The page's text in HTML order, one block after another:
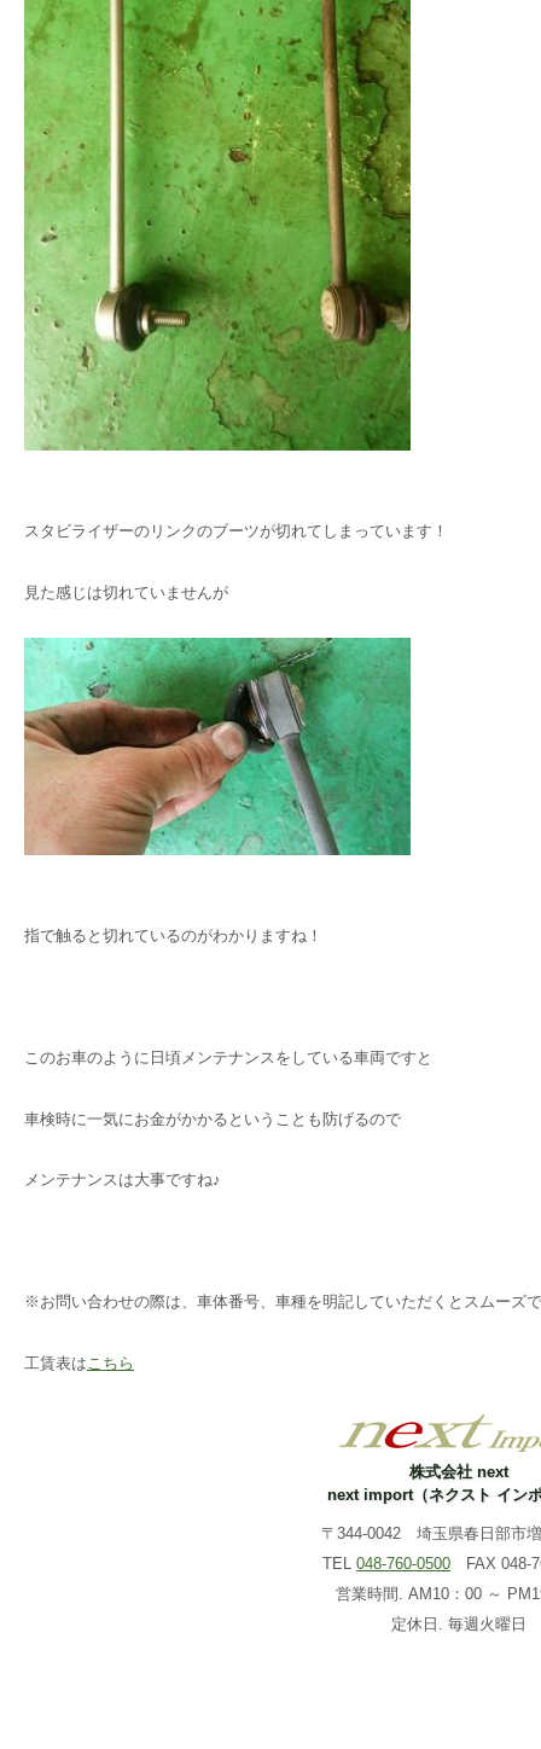
スタビライザーのリンクのブーツが切れてしまっています！
見た感じは切れていませんが
指で触ると切れているのがわかりますね！
このお車のように日頃メンテナンスをしている車両ですと
車検時に一気にお金がかかるということも防げるので
メンテナンスは大事ですね♪
※お問い合わせの際は、車体番号、車種を明記していただくとスムーズ
工賃表は こちら
株式会社 next
next import（ネクスト イン
〒344-0042 埼玉県春日部市
TEL 048-760-0500 FAX 048-
営業時間. AM10：00 ～
定休日. 毎週火曜日